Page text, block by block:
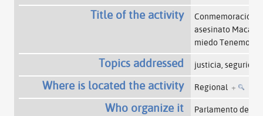
Title of the activity
Conmemoración
asesinato
miedo Tenemos
Topics addressed justicia,
Where is located the activity Regional +
Who organize it
Parlamento de